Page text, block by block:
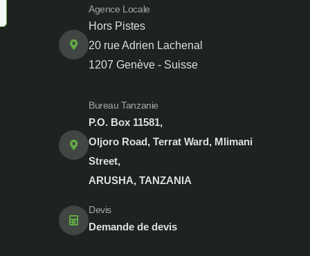
Agence Locale
Hors Pistes
20 rue Adrien Lachenal
1207 Genève - Suisse
Bureau Tanzanie
P.O. Box 11581,
Oljoro Road, Terrat Ward, Mlimani
Street,
ARUSHA, TANZANIA
Devis
Demande de devis